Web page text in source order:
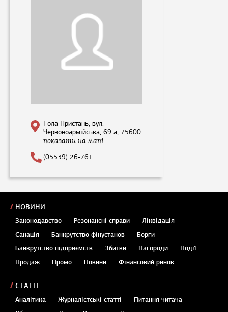
Гола Пристань, вул.
Червоноармійська, 69 а, 75600
показати на мапі
(05539) 26-761
НОВИНИ
Законодавство Резонансні справи
Ліквідація
Санація
Банкрутство фінустанов
Борги
Банкрутство підприємств
Збитки Нагороди
Події
Продаж
Промо Новини Фінансовий ринок
СТАТТІ
Аналітика Журналістські статті
Питання читача